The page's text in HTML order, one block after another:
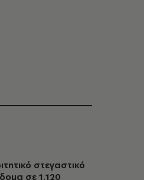
στεγαστικό
σε 1.120